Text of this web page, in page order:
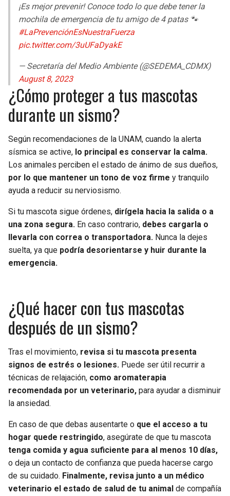
¡Es mejor prevenir! Conoce todo lo que debe tener la
mochila de emergencia de tu amigo de 4 patas 🐾
#LaPrevenciónEsNuestraFuerza
pic.twitter.com/3uUFaDyakE
— Secretaría del Medio Ambiente (@SEDEMA_CDMX)
August 8, 2023
¿Cómo proteger a tus mascotas
durante un sismo?
Según recomendaciones de la UNAM, cuando la alerta
sísmica se active, lo principal es conservar la calma.
Los animales perciben el estado de ánimo de sus dueños,
por lo que mantener un tono de voz firme y tranquilo
ayuda a reducir su nerviosismo.
Si tu mascota sigue órdenes, dirígela hacia la salida o a
una zona segura. En caso contrario, debes cargarla o
llevarla con correa o transportadora. Nunca la dejes
suelta, ya que podría desorientarse y huir durante la
emergencia.
¿Qué hacer con tus mascotas
después de un sismo?
Tras el movimiento, revisa si tu mascota presenta
signos de estrés o lesiones. Puede ser útil recurrir a
técnicas de relajación, como aromaterapia
recomendada por un veterinario, para ayudar a disminuir
la ansiedad.
En caso de que debas ausentarte o que el acceso a tu
hogar quede restringido, asegúrate de que tu mascota
tenga comida y agua suficiente para al menos 10 días,
o deja un contacto de confianza que pueda hacerse cargo
de su cuidado. Finalmente, revisa junto a un médico
veterinario el estado de salud de tu animal de compañía